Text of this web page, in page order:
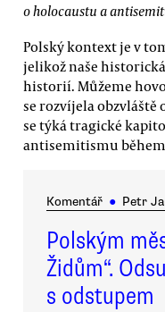
o holocaustu a
Polský kontext je v
jelikož naše
historií. Můžeme
se rozvíjela obzvláště
se týká tragické
antisemitismu
Komentář ● Petr
Polským
Židům“.
s odstupem